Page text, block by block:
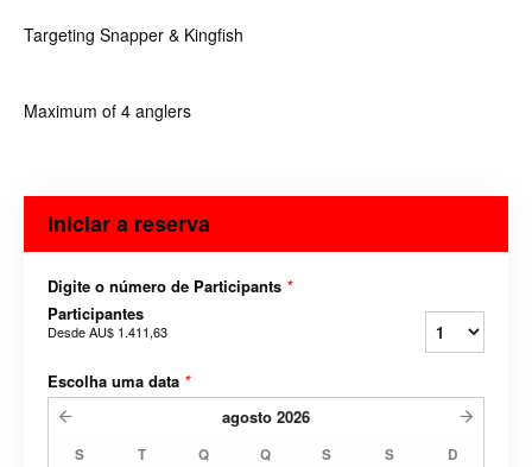
Targeting Snapper & Kingfish
Maximum of 4 anglers
Iniciar a reserva
Digite o número de Participants *
Participantes
DesdeAU$ 1.411,63
Escolha uma data *
agosto 2026
S T Q Q S S D